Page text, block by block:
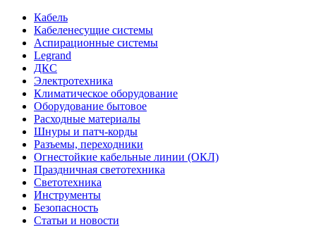
Кабель
Кабеленесущие системы
Аспирационные системы
Legrand
ДКС
Электротехника
Климатическое оборудование
Оборудование бытовое
Расходные материалы
Шнуры и патч-корды
Разъемы, переходники
Огнестойкие кабельные линии (ОКЛ)
Праздничная светотехника
Светотехника
Инструменты
Безопасность
Статьи и новости